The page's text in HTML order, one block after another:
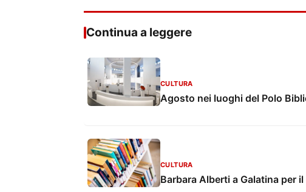
Continua a leggere
CULTURA
Agosto nei luoghi del Polo
CULTURA
Barbara Alberti a Galatina per